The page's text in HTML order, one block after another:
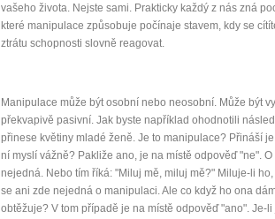
vašeho života. Nejste sami. Prakticky každý z nás zná
které manipulace způsobuje počínaje stavem, kdy se
ztrátu schopnosti slovně reagovat.
Manipulace může být osobní nebo neosobní. Může být
překvapivě pasivní. Jak byste například ohodnotili
přinese květiny mladé ženě. Je to manipulace? Přináší
ní myslí vážně? Pakliže ano, je na místě odpověď "ne".
nejedná. Nebo tím říká: "Miluj mě, miluj mě?" Miluje-li
se ani zde nejedná o manipulaci. Ale co když ho ona
obtěžuje? V tom případě je na místě odpověď "ano". Je-